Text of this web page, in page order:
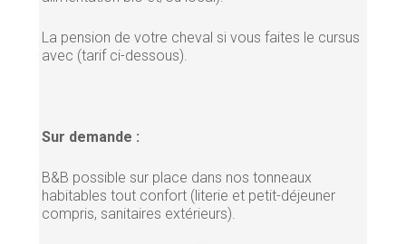
La pension de votre cheval si vous faites le cursus
avec (tarif ci-dessous).
Sur demande :
B&B possible sur place dans nos tonneaux
habitables tout confort (literie et petit-déjeuner
compris, sanitaires extérieurs).